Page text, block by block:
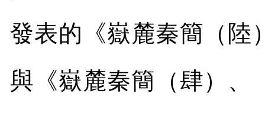
發表的《嶽麓秦簡（陸
與《嶽麓秦簡（肆）、